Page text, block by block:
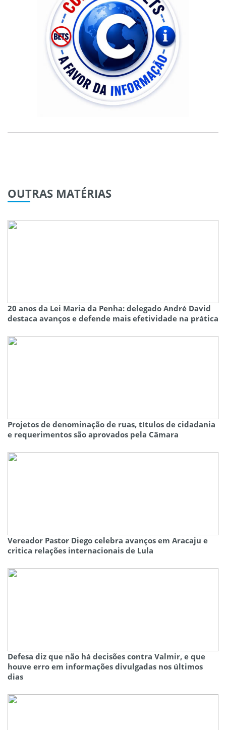
OUTRAS MATÉRIAS
20 anos da Lei Maria da Penha: delegado André David
destaca avanços e defende mais efetividade na prática
Projetos de denominação de ruas, títulos de cidadania
e requerimentos são aprovados pela Câmara
Vereador Pastor Diego celebra avanços em Aracaju e
critica relações internacionais de Lula
Defesa diz que não há decisões contra Valmir, e que
houve erro em informações divulgadas nos últimos
dias